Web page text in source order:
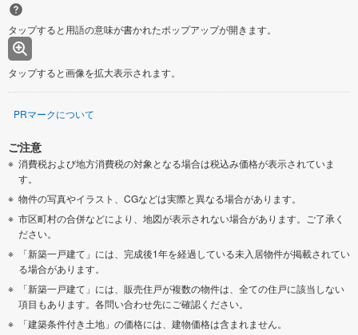
タップすると用語の意味が書かれたポップアップが開きます。
タップすると画像を拡大表示されます。
PRマークについて
ご注意
消費税および地方消費税の対象となる場合は税込み価格が表示されていま
す。
物件の写真やイラスト、CGなどは実際と異なる場合があります。
市区町村の合併などにより、地図が表示されない場合があります。ご了承く
ださい。
「新築一戸建て」には、完成後1年を経過している未入居物件が掲載されてい
る場合があります。
「新築一戸建て」には、販売住戸が複数の物件は、全ての住戸に該当しない
項目もあります。各問い合わせ先にご確認ください。
「建築条件付き土地」の価格には、建物価格は含まれません。